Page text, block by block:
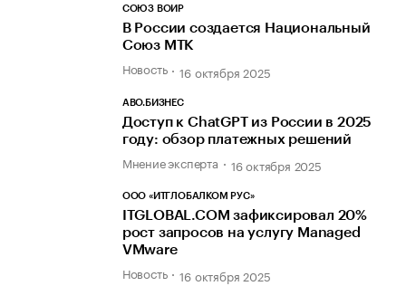
СОЮЗ ВОИР
В России создается Национальный
Союз МТК
Новость 16 октября 2025
АВО.БИЗНЕС
Доступ к ChatGPT из России в 2025
году: обзор платежных решений
Мнение эксперта 16 октября 2025
ООО «ИТГЛОБАЛКОМ РУС»
ITGLOBAL.COM зафиксировал 20%
рост запросов на услугу Managed
VMware
Новость 16 октября 2025